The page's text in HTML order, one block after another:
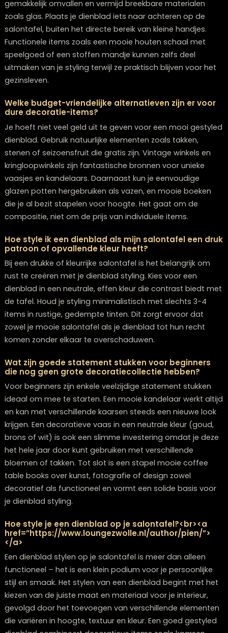
dienblad met opstaande randjes. Houd de styling
en plaats waardevolle of fragiele items hoger of
de kamer.
Veelgestelde Vragen
veranderen?
per seizoen (dus 4 keer per jaar) kleine aanpassingen
doen. Dit kan zo simpel zijn als het vervangen van
twee items, zoals andere bloemen of een
seizoensgebonden decoratie. Voor een fris gevoel
ook elke 6-8 weken één accent verwisselen, zonder
compositie opnieuw te hoeven opbouwen.
items die ik wil gebruiken?
Als je dienblad te klein aanvoelt, is het beter om
items te gebruiken dan het te overladen. Kies je 3-4
favoriete stukken en roteer de andere items door ze
periodiek te wisselen. Een alternatief is om een
klein dienblad toe te voegen aan een andere kant
salontafel, waardoor je meer stylingopties krijgt
één dienblad te vol wordt.
Hoe voorkom ik dat mijn dienblad stoffig wordt
verwaarloosd uitziet?
Maak van het afstoffen van je dienblad een wekelijks
ritueel, bijvoorbeeld tijdens je reguliere
Kies voor items die gemakkelijk te reinigen zijn en
veel kleine, ingewikkelde decoraties die stof
Een snelle tip: gebruik een zachte kwast of
delicate items, en neem bij het afstoffen gelijk de
items opnieuw te schikken voor een frisse look.
Kan ik een dienblad ook stylen als ik kleine
Absoluut! Kies dan voor stabiele, zwaardere items die
gemakkelijk omvallen en vermijd breekbare materialen
zoals glas. Plaats je dienblad iets naar achteren op de
salontafel, buiten het directe bereik van kleine
Functionele items zoals een mooie houten schaal met
speelgoed of een stoffen mandje kunnen zelfs deel
uitmaken van je styling terwijl ze praktisch blijven voor
gezinsleven.